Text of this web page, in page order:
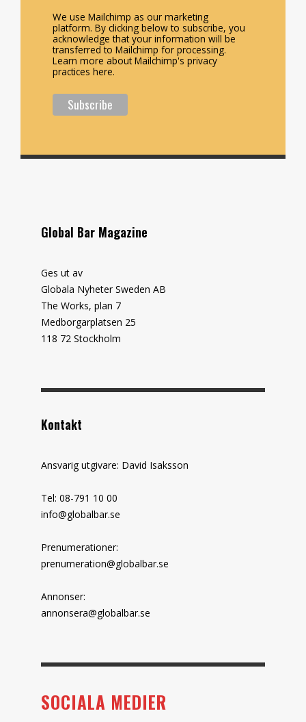
We use Mailchimp as our marketing
platform. By clicking below to subscribe, you
acknowledge that your information will be
transferred to Mailchimp for processing.
Learn more about Mailchimp's privacy
practices here.
Global Bar Magazine
Ges ut av
Globala Nyheter Sweden AB
The Works, plan 7
Medborgarplatsen 25
118 72 Stockholm
Kontakt
Ansvarig utgivare: David Isaksson
Tel: 08-791 10 00
info@globalbar.se
Prenumerationer:
prenumeration@globalbar.se
Annonser:
annonsera@globalbar.se
SOCIALA MEDIER